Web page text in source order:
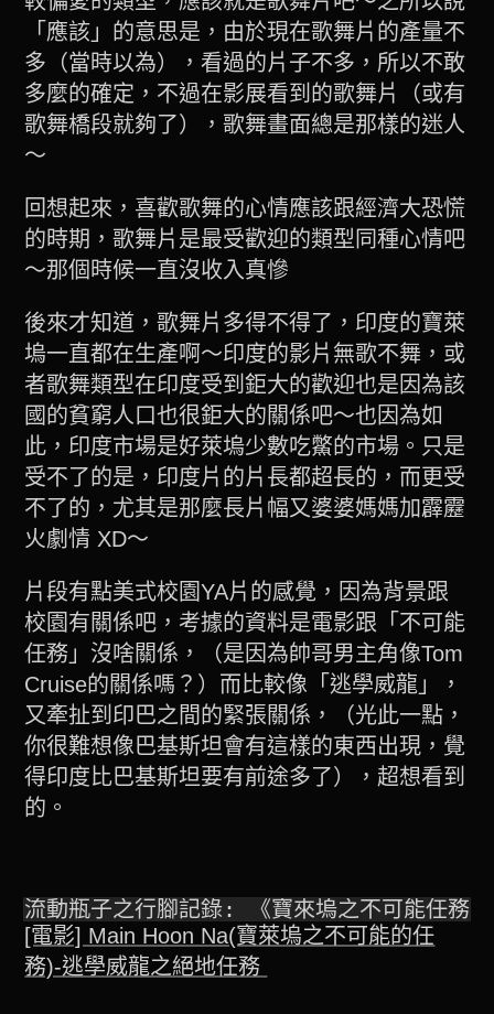
「應該」的意思是，由於現在歌舞片的產量不
多（當時以為），看過的片子不多，所以不敢
多麼的確定，不過在影展看到的歌舞片（或有
歌舞橋段就夠了），歌舞畫面總是那樣的迷人
～
回想起來，喜歡歌舞的心情應該跟經濟大恐慌
的時期，歌舞片是最受歡迎的類型同種心情吧
～那個時候一直沒收入真慘
後來才知道，歌舞片多得不得了，印度的寶萊
塢一直都在生產啊～印度的影片無歌不舞，或
者歌舞類型在印度受到鉅大的歡迎也是因為該
國的貧窮人口也很鉅大的關係吧～也因為如
此，印度市場是好萊塢少數吃鱉的市場。只是
受不了的是，印度片的片長都超長的，而更受
不了的，尤其是那麼長片幅又婆婆媽媽加霹靂
火劇情 XD～
片段有點美式校園YA片的感覺，因為背景跟
校園有關係吧，考據的資料是電影跟「不可能
任務」沒啥關係，（是因為帥哥男主角像Tom
Cruise的關係嗎？）而比較像「逃學威龍」，
又牽扯到印巴之間的緊張關係，（光此一點，
你很難想像巴基斯坦會有這樣的東西出現，覺
得印度比巴基斯坦要有前途多了），超想看到
的。
流動瓶子之行腳記錄: 《寶來塢之不可能任務
[電影] Main Hoon Na(寶萊塢之不可能的任
務)-逃學威龍之絕地任務